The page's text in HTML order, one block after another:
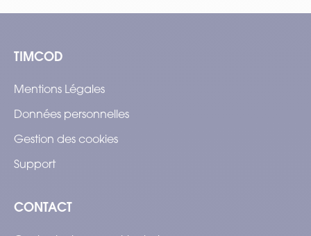
TIMCOD
Mentions Légales
Données personnelles
Gestion des cookies
Support
CONTACT